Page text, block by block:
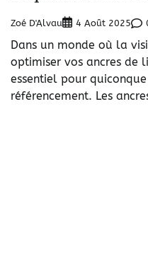
Zoé D'Alvau 4 Août 2025
Dans un monde où la
optimiser vos ancres de
essentiel pour
référencement. Les